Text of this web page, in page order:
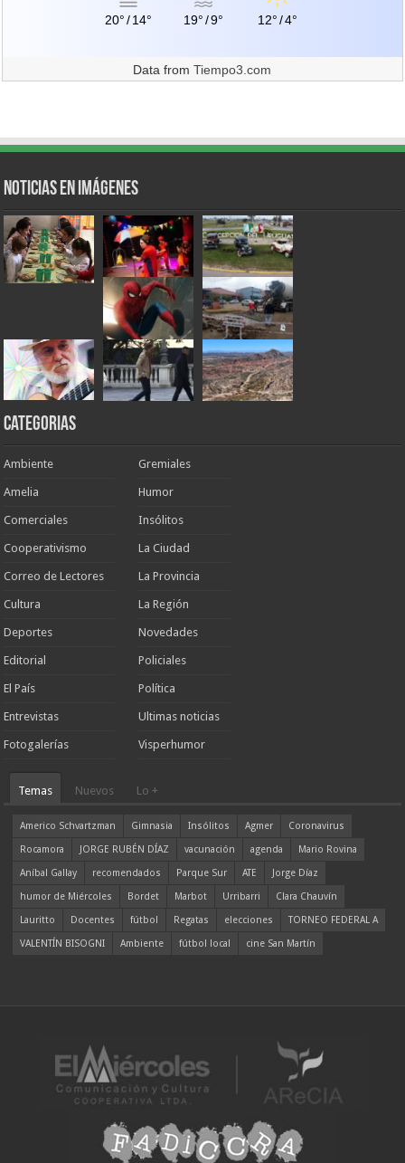
20°/14° 19°/9° 12°/4°
Data fromTiempo3.com
Noticias en Imágenes
Categorias
Ambiente
Amelia
Comerciales
Cooperativismo
Correo de Lectores
Cultura
Deportes
Editorial
El País
Entrevistas
Fotogalerías
Gremiales
Humor
Insólitos
La Ciudad
La Provincia
La Región
Novedades
Policiales
Política
Ultimas noticias
Visperhumor
Temas Nuevos Lo +
Americo Schvartzman Gimnasia Insólitos Agmer
Coronavirus
Rocamora
JORGE RUBÉN DÍAZ vacunación agenda
Mario Rovina
Aníbal Gallay
recomendados Parque Sur ATE
Jorge Díaz
humor de Miércoles
Bordet Marbot Urribarri
Clara Chauvín
Lauritto
Docentes fútbol Regatas elecciones
TORNEO FEDERAL A
VALENTÍN BISOGNI
Ambiente fútbol local cine San Martín